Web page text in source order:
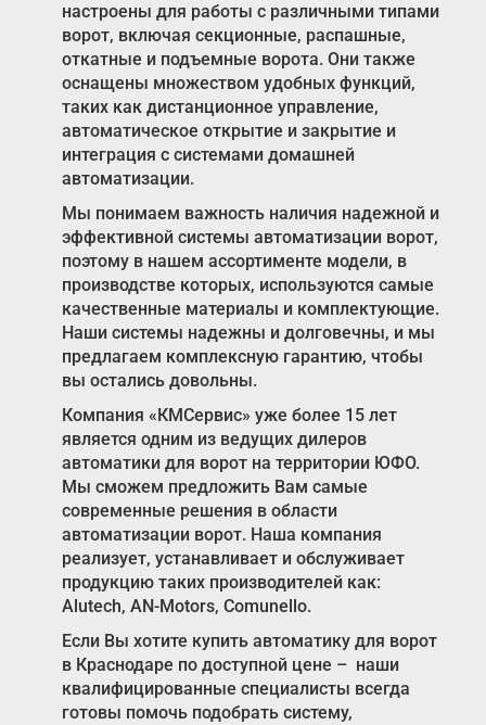
настроены для работы с различными типами
ворот, включая секционные, распашные,
откатные и подъемные ворота. Они также
оснащены множеством удобных функций,
таких как дистанционное управление,
автоматическое открытие и закрытие и
интеграция с системами домашней
автоматизации.
Мы понимаем важность наличия надежной и
эффективной системы автоматизации ворот,
поэтому в нашем ассортименте модели, в
производстве которых, используются самые
качественные материалы и комплектующие.
Наши системы надежны и долговечны, и мы
предлагаем комплексную гарантию, чтобы
вы остались довольны.
Компания «КМСервис» уже более 15 лет
является одним из ведущих дилеров
автоматики для ворот на территории ЮФО.
Мы сможем предложить Вам самые
современные решения в области
автоматизации ворот. Наша компания
реализует, устанавливает и обслуживает
продукцию таких производителей как:
Alutech, AN-Motors, Comunello.
Если Вы хотите купить автоматику для ворот
в Краснодаре по доступной цене – наши
квалифицированные специалисты всегда
готовы помочь подобрать систему,